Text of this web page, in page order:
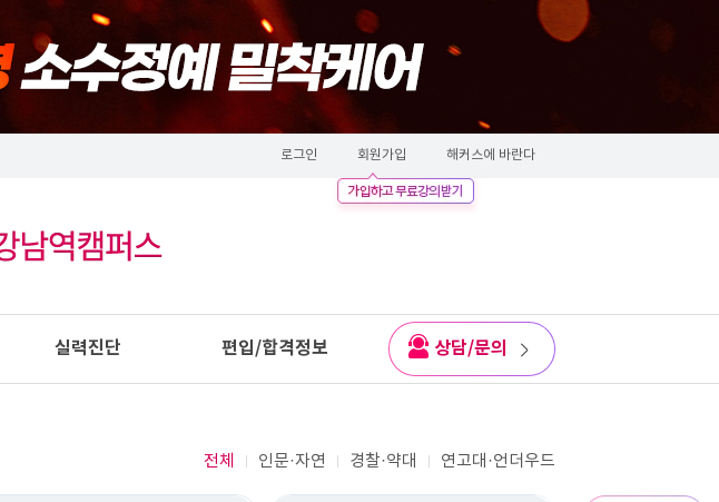
로그인 회원가입 해커스에 바란다
실력진단 편입/합격정보 상담/문의
전체 인문·자연 경찰·약대 연고대·언더우드